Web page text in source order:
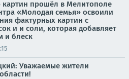
картин прошёл в Мелитополе
«Молодая семья» освоили
фактурных картин с
и и соли, которая добавляет
и блеск
Уважаемые жители